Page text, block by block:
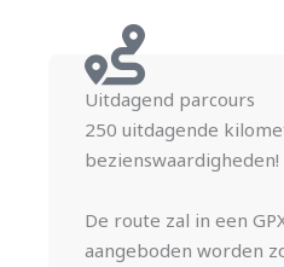
Uitdagend parcours
250 uitdagende
bezienswaardigheden!
De route zal in een
aangeboden worden